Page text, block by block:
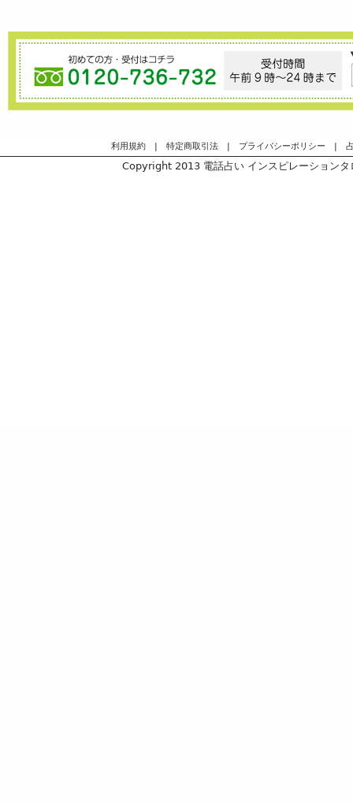
利用規約 | 特定商取引法 | プライバシーポリシー |
Copyright 2013 電話占い インスピレーション